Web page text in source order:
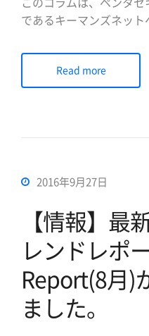
このコラムは、ペンタ
であるキーマンズネッ
ティに関するものを解説
は、何のためにWebサ
しょうか。 その昔、イ
Read more
2016年9月27日
【情報】最
レンドレポ
Report(8月)
ました。